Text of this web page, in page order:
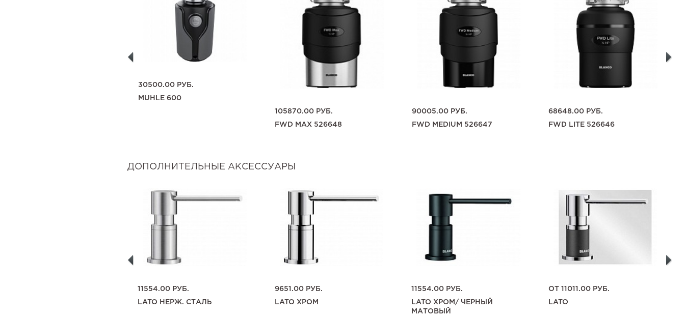
30500.00РУБ.
MUHLE 600
105870.00 РУБ.
FWD MAX 526648
90005.00РУБ.
FWD MEDIUM 526647
68648.00 РУБ.
FWD LITE 526646
ДОПОЛНИТЕЛЬНЫЕ АКСЕССУАРЫ
11554.00 РУБ.
LATO НЕРЖ. СТАЛЬ
9651.00РУБ.
LATO ХРОМ
11554.00 РУБ.
LATO ХРОМ/ ЧЕРНЫЙ
МАТОВЫЙ
ОТ 11011.00РУБ.
LATO